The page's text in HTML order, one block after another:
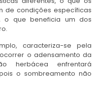
de condições específicas
o que beneficia um dos
caracteriza-se pela
o adensamento da
herbácea enfrentará
o sombreamento não